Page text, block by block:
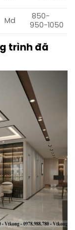
Md
850-
950-1050
trình đã